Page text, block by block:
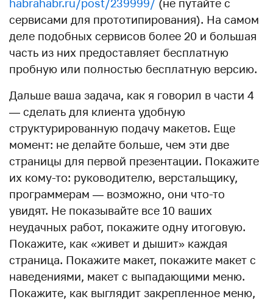
habrahabr.ru/post/239999/ (не путайте с
сервисами для прототипирования). На самом
деле подобных сервисов более 20 и большая
часть из них предоставляет бесплатную
пробную или полностью бесплатную версию.
Дальше ваша задача, как я говорил в части 4
— сделать для клиента удобную
структурированную подачу макетов. Еще
момент: не делайте больше, чем эти две
страницы для первой презентации. Покажите
их кому-то: руководителю, верстальщику,
программерам — возможно, они что-то
увидят. Не показывайте все 10 ваших
неудачных работ, покажите одну итоговую.
Покажите, как «живет и дышит» каждая
страница. Покажите макет, покажите макет с
наведениями, макет с выпадающими меню.
Покажите, как выглядит закрепленное меню,